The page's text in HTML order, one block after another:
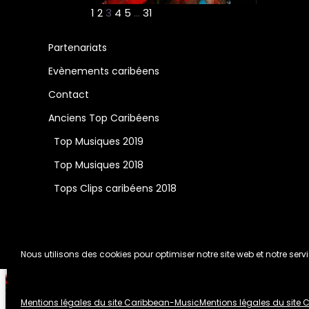
Nous utilisons des cookies pour optimiser notre site web et notre
Mentions légales du site Caribbean-MusicMentions légales du site
1 2 3 4 5 … 31
Partenariats
Evènements caribéens
Contact
Anciens Top Caribéens
Top Musiques 2019
Top Musiques 2018
Tops Clips caribéens 2018
Lory